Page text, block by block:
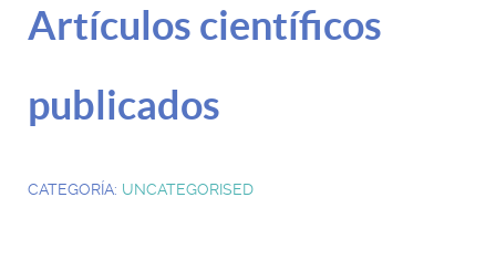
Artículos científicos
publicados
CATEGORÍA: UNCATEGORISED